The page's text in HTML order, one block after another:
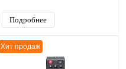
Подробнее
Хит продаж